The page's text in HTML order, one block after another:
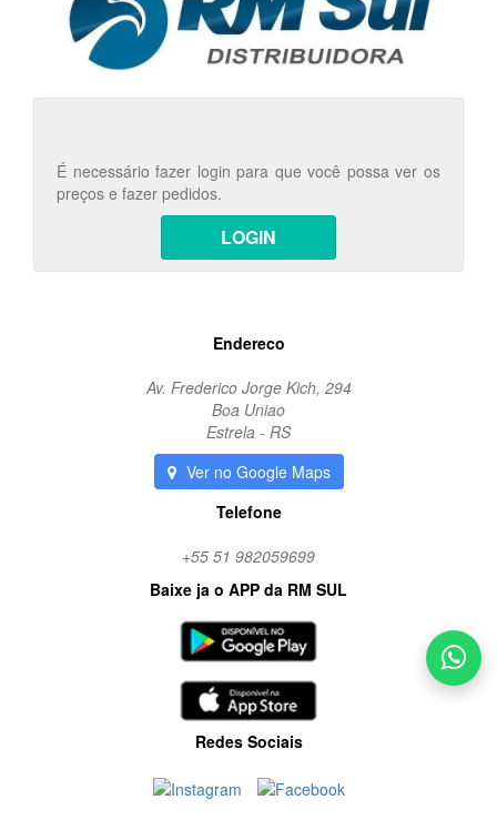
É necessário fazer login para que você possa ver os
preços e fazer pedidos.
LOGIN
Endereco
Av. Frederico Jorge Kich, 294
Boa Uniao
Estrela - RS
Ver no Google Maps
Telefone
+55 51 982059699
Baixe ja o APP da RM SUL
Redes Sociais